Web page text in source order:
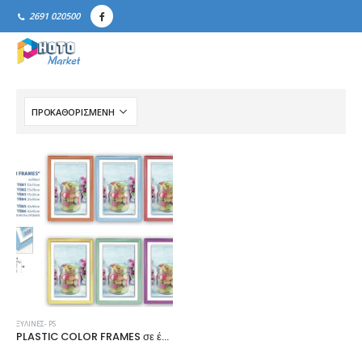
2691 020500
ΞΎΛΙΝΕΣ- PS
PLASTIC COLOR FRAMES σε έξι χρώματα